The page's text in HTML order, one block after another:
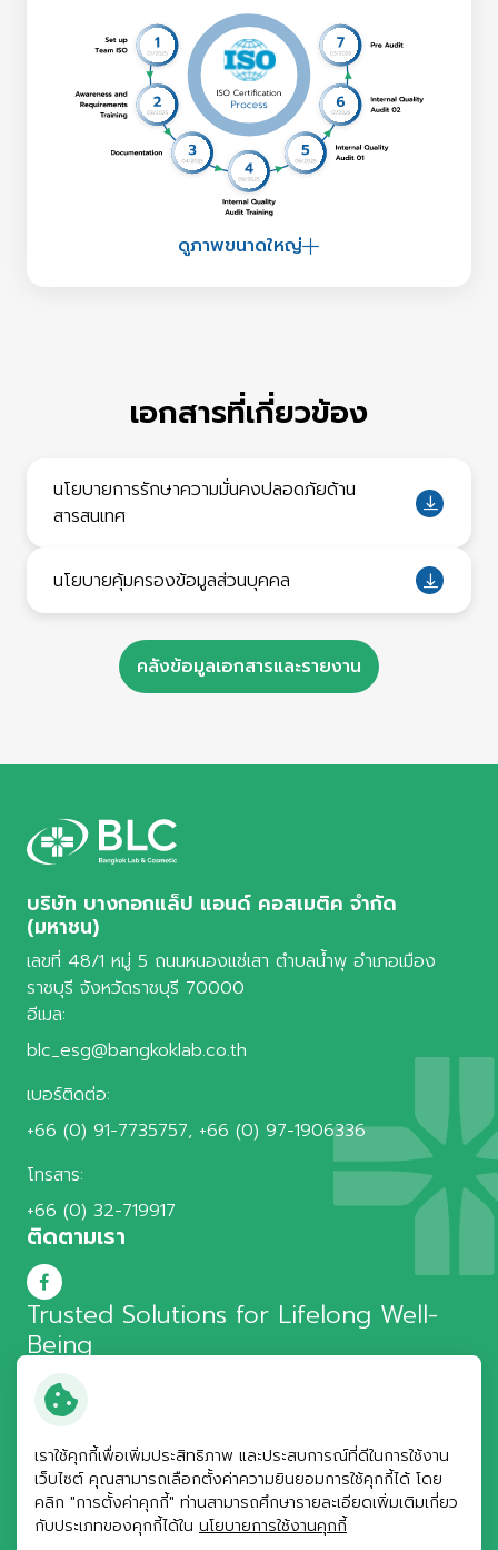
ดูภาพขนาดใหญ่
เอกสารที่เกี่ยวข้อง
นโยบายการรักษาความมั่นคงปลอดภัยด้าน
สารสนเทศ
นโยบายคุ้มครองข้อมูลส่วนบุคคล
คลังข้อมูลเอกสารและรายงาน
บริษัท บางกอกแล็ป แอนด์ คอสเมติค จำกัด
(มหาชน)
เลขที่ 48/1 หมู่ 5 ถนนหนองแช่เสา ตำบลน้ำพุ อำเภอเมือง
ราชบุรี จังหวัดราชบุรี 70000
อีเมล:
blc_esg@bangkoklab.co.th
เบอร์ติดต่อ:
+66 (0) 91-7735757, +66 (0) 97-1906336
โทรสาร:
+66 (0) 32-719917
Trusted Solutions for Lifelong Well-
Being
บางกอกแล็ป แอนด์ คอสเมติค
ติดตามเรา
© สงวนลิขสิทธิ์ พ.ศ. 2569 บริษัท บางกอกแล็ป แอนด์ คอสเมติค
จำกัด (มหาชน)
เราใช้คุกกี้เพื่อเพิ่มประสิทธิภาพ และประสบการณ์ที่ดีในการใช้งาน
เว็บไซต์ คุณสามารถเลือกตั้งค่าความยินยอมการใช้คุกกี้ได้ โดย
คลิก "การตั้งค่าคุกกี้" ท่านสามารถศึกษารายละเอียดเพิ่มเติมเกี่ยว
กับประเภทของคุกกี้ได้ใน นโยบายการใช้งานคุกกี้